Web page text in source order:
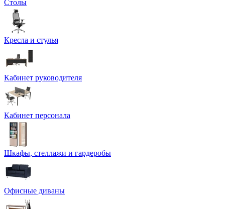
Столы
Кресла и стулья
Кабинет руководителя
Кабинет персонала
Шкафы, стеллажи и гардеробы
Офисные диваны